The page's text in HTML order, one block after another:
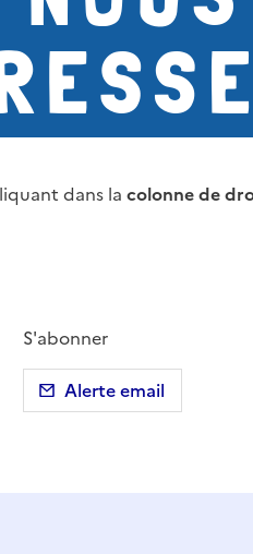
dans la colonne de
papier
S'abonner
Alerte email